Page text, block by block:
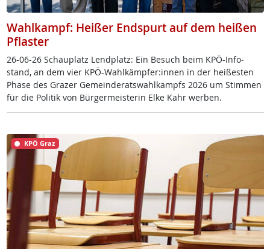
Wahlkampf: Heißer Endspurt auf dem heißen
Pflaster
26-06-26 Schau­platz Lend­platz: Ein Be­such beim KPÖ-In­fo­
stand, an dem vier KPÖ-Wahl­kämp­fer:in­nen in der hei­ßes­ten
Pha­se des Gra­zer Ge­mein­de­rats­wahl­kampfs 2026 um Stim­men
für die Po­li­tik von Bür­ger­meis­te­rin El­ke Kahr wer­ben.
KPÖ Graz